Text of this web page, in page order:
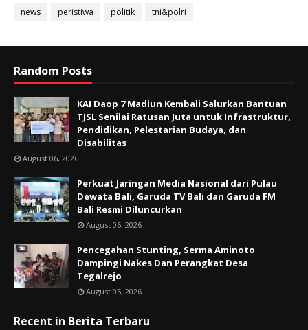
news
peristiwa politik tni&polri
Random Posts
KAI Daop 7 Madiun Kembali Salurkan Bantuan
TJSL Senilai Ratusan Juta untuk Infrastruktur,
Pendidikan, Pelestarian Budaya, dan
Disabilitas
August 06, 2026
Perkuat Jaringan Media Nasional dari Pulau
Dewata Bali, Garuda TV Bali dan Garuda FM
Bali Resmi Diluncurkan
August 06, 2026
Pencegahan Stunting, Serma Aminoto
Dampingi Nakes Dan Perangkat Desa
Tegalrejo
August 05, 2026
Recent in Berita Terbaru